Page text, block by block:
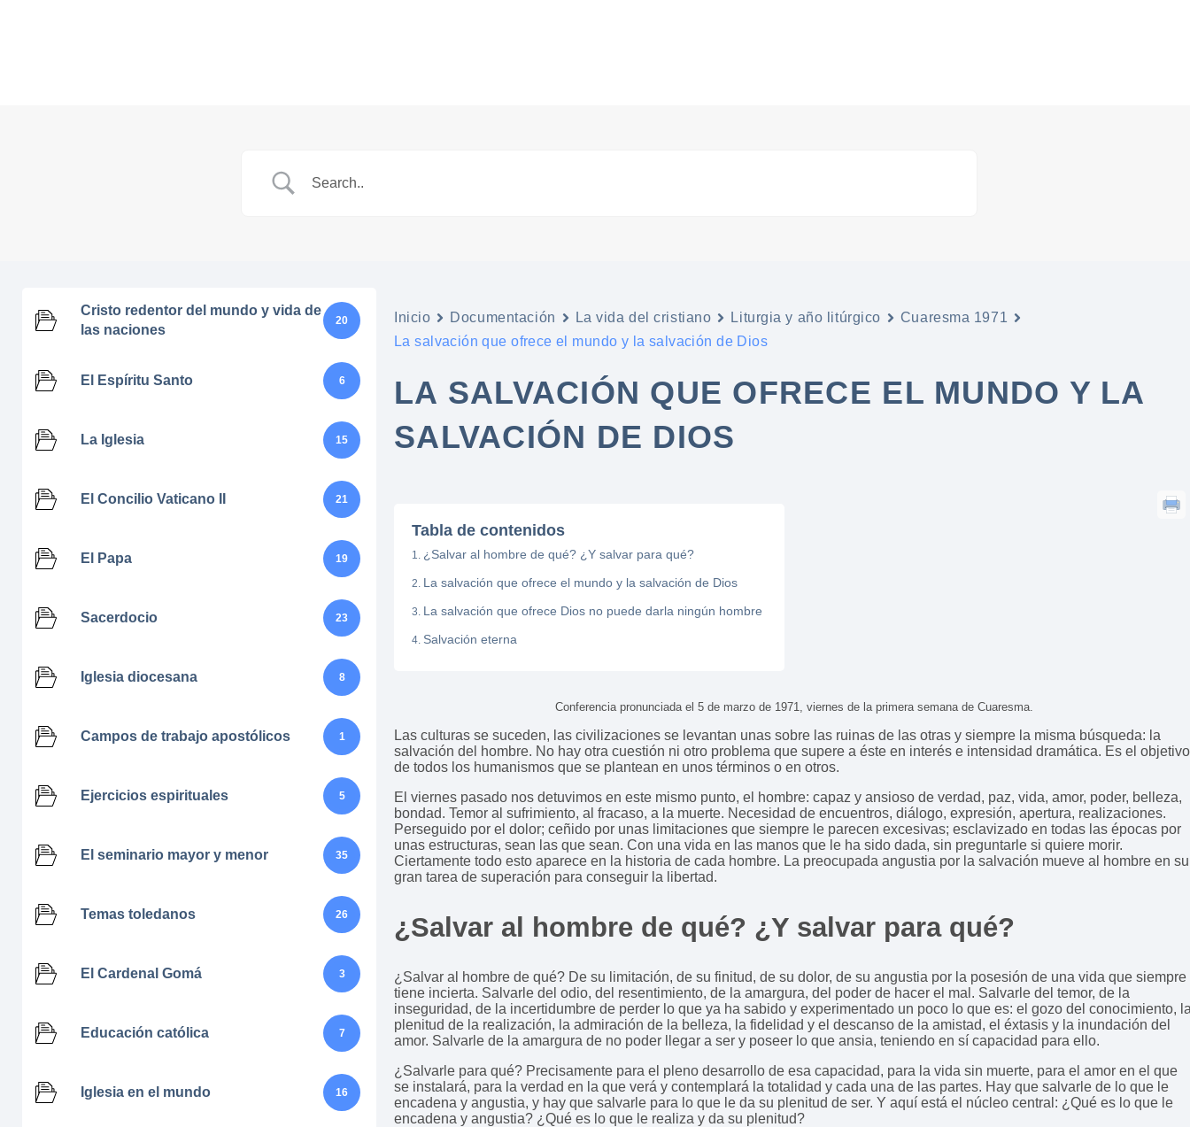
Cristo redentor del mundo y vida de
las naciones
20
El Espíritu Santo 6
La Iglesia 15
El Concilio Vaticano II 21
El Papa 19
Sacerdocio 23
Iglesia diocesana 8
Campos de trabajo apostólicos 1
Ejercicios espirituales 5
El seminario mayor y menor 35
Temas toledanos 26
El Cardenal Gomá 3
Educación católica 7
Iglesia en el mundo 16
Inicio Documentación La vida del cristiano Liturgia y año litúrgico
Cuaresma 1971
La salvación que ofrece el mundo y la salvación de Dios
LA SALVACIÓN QUE OFRECE EL MUNDO Y LA
SALVACIÓN DE DIOS
Tabla de contenidos
¿Salvar al hombre de qué? ¿Y salvar para qué?
La salvación que ofrece el mundo y la salvación de Dios
La salvación que ofrece Dios no puede darla ningún hombre
Salvación eterna
Conferencia pronunciada el 5 de marzo de 1971, viernes de la primera semana de Cuaresma.
Las culturas se suceden, las civilizaciones se levantan unas sobre las ruinas de las otras y siempre la misma búsqueda: la
salvación del hombre. No hay otra cuestión ni otro problema que supere a éste en interés e intensidad dramática. Es el objetivo
de todos los humanismos que se plantean en unos términos o en otros.
El viernes pasado nos detuvimos en este mismo punto, el hombre: capaz y ansioso de verdad, paz, vida, amor, poder, belleza,
bondad. Temor al sufrimiento, al fracaso, a la muerte. Necesidad de encuentros, diálogo, expresión, apertura, realizaciones.
Perseguido por el dolor; ceñido por unas limitaciones que siempre le parecen excesivas; esclavizado en todas las épocas por
unas estructuras, sean las que sean. Con una vida en las manos que le ha sido dada, sin preguntarle si quiere morir.
Ciertamente todo esto aparece en la historia de cada hombre. La preocupada angustia por la salvación mueve al hombre en su
gran tarea de superación para conseguir la libertad.
¿Salvar al hombre de qué? ¿Y salvar para qué?
¿Salvar al hombre de qué? De su limitación, de su finitud, de su dolor, de su angustia por la posesión de una vida que siempre
tiene incierta. Salvarle del odio, del resentimiento, de la amargura, del poder de hacer el mal. Salvarle del temor, de la
inseguridad, de la incertidumbre de perder lo que ya ha sabido y experimentado un poco lo que es: el gozo del conocimiento,
plenitud de la realización, la admiración de la belleza, la fidelidad y el descanso de la amistad, el éxtasis y la inundación del
amor. Salvarle de la amargura de no poder llegar a ser y poseer lo que ansia, teniendo en sí capacidad para ello.
¿Salvarle para qué? Precisamente para el pleno desarrollo de esa capacidad, para la vida sin muerte, para el amor en el que
se instalará, para la verdad en la que verá y contemplará la totalidad y cada una de las partes. Hay que salvarle de lo que le
encadena y angustia, y hay que salvarle para lo que le da su plenitud de ser. Y aquí está el núcleo central: ¿Qué es lo que le
encadena y angustia? ¿Qué es lo que le realiza y da su plenitud?